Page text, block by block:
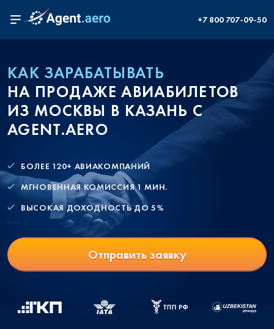
+7 800 707-09-50
КАК ЗАРАБАТЫВАТЬ
НА ПРОДАЖЕ АВИАБИЛЕТОВ
ИЗ МОСКВЫ В КАЗАНЬ С
AGENT.AERO
БОЛЕЕ 120+ АВИАКОМПАНИЙ
МГНОВЕННАЯ КОМИССИЯ 1 МИН.
ВЫСОКАЯ ДОХОДНОСТЬ ДО 5%
Отправить заявку